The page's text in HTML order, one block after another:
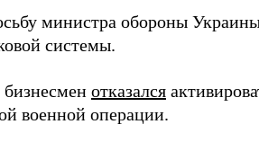
министра обороны
системы.
отказался
военной операции.